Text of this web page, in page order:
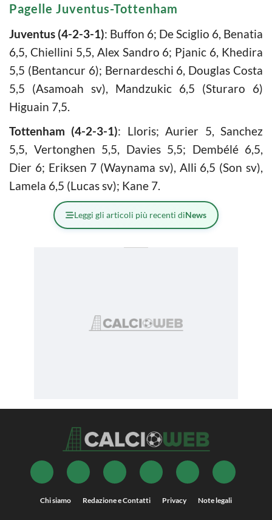
Pagelle Juventus-Tottenham
Juventus (4-2-3-1): Buffon 6; De Sciglio 6, Benatia
6,5, Chiellini 5,5, Alex Sandro 6; Pjanic 6, Khedira
5,5 (Bentancur 6); Bernardeschi 6, Douglas Costa
5,5 (Asamoah sv), Mandzukic 6,5 (Sturaro 6)
Higuain 7,5.
Tottenham (4-2-3-1): Lloris; Aurier 5, Sanchez
5,5, Vertonghen 5,5, Davies 5,5; Dembélé 6,5,
Dier 6; Eriksen 7 (Waynama sv), Alli 6,5 (Son sv),
Lamela 6,5 (Lucas sv); Kane 7.
Leggi gli articoli più recenti diNews
Chi siamo Redazione e Contatti Privacy Note legali